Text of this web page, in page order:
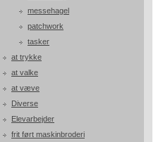
messehagel
patchwork
tasker
at trykke
at valke
at væve
Diverse
Elevarbejder
frit ført maskinbroderi